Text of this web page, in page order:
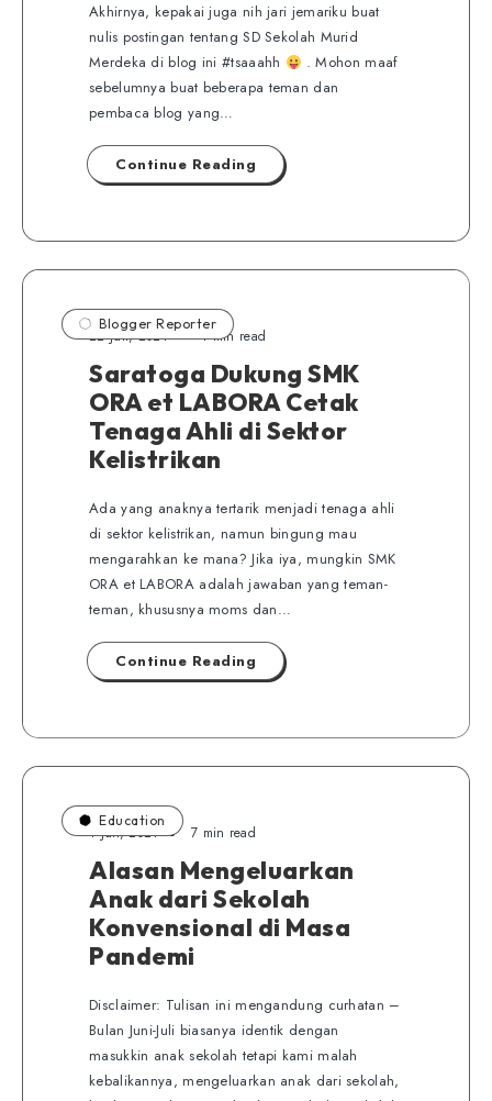
Akhirnya, kepakai juga nih jari jemariku buat
nulis postingan tentang SD Sekolah Murid
Merdeka di blog ini #tsaaahh
. Mohon maaf
sebelumnya buat beberapa teman dan
pembaca blog yang…
Continue Reading
Blogger Reporter
22 Juli, 2021 4 min read
Saratoga Dukung SMK
ORA et LABORA Cetak
Tenaga Ahli di Sektor
Kelistrikan
Ada yang anaknya tertarik menjadi tenaga ahli
di sektor kelistrikan, namun bingung mau
mengarahkan ke mana? Jika iya, mungkin SMK
ORA et LABORA adalah jawaban yang teman-
teman, khususnya moms dan…
Continue Reading
Education
1 Juli, 2021 7 min read
Alasan Mengeluarkan
Anak dari Sekolah
Konvensional di Masa
Pandemi
Disclaimer: Tulisan ini mengandung curhatan –
Bulan Juni-Juli biasanya identik dengan
masukkin anak sekolah tetapi kami malah
kebalikannya, mengeluarkan anak dari sekolah,